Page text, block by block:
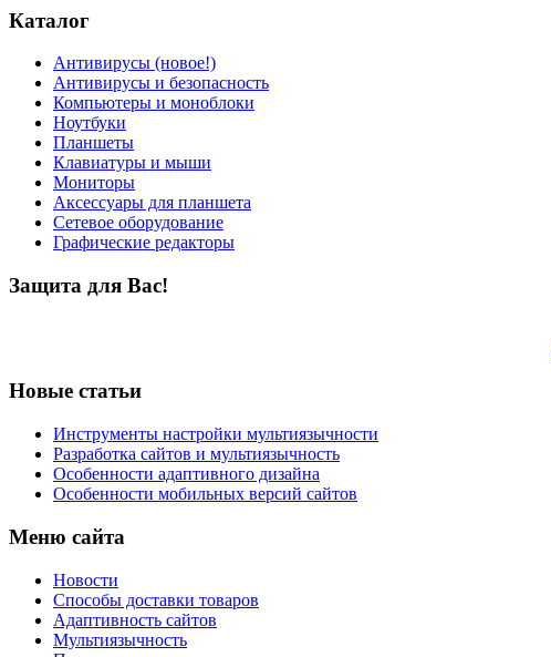
Каталог
Антивирусы (новое!)
Антивирусы и безопасность
Компьютеры и моноблоки
Ноутбуки
Планшеты
Клавиатуры и мыши
Мониторы
Аксессуары для планшета
Сетевое оборудование
Графические редакторы
Защита для Вас!
Новые статьи
Инструменты настройки мультиязычности
Разработка сайтов и мультиязычность
Особенности адаптивного дизайна
Особенности мобильных версий сайтов
Меню сайта
Новости
Способы доставки товаров
Адаптивность сайтов
Мультиязычность